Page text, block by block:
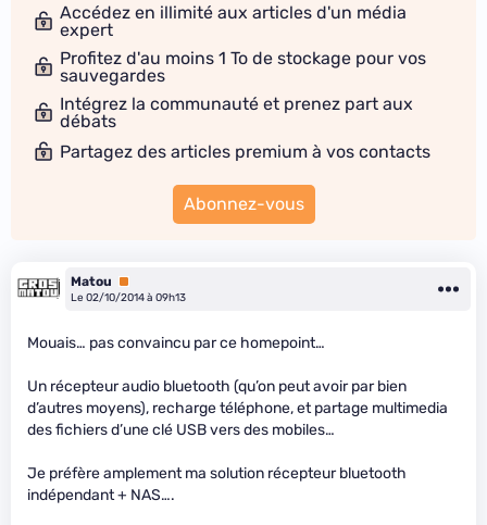
Accédez en illimité aux articles d'un média
expert
Profitez d'au moins 1 To de stockage pour vos
sauvegardes
Intégrez la communauté et prenez part aux
débats
Partagez des articles premium à vos contacts
Abonnez-vous
Matou
Premium
Le 02/10/2014 à 09h13
Mouais… pas convaincu par ce homepoint…
Un récepteur audio bluetooth (qu’on peut avoir par bien
d’autres moyens), recharge téléphone, et partage multimedia
des fichiers d’une clé USB vers des mobiles…
Je préfère amplement ma solution récepteur bluetooth
indépendant + NAS….